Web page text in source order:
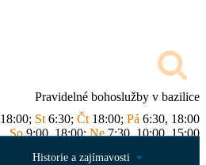
Pravidelné bohoslužby v bazilice
18:00; St 6:30; Čt 18:00; Pá 6:30, 18:00
So9:00, 18:00;Ne7:30, 10:00, 15:00
Historie a zajímavosti